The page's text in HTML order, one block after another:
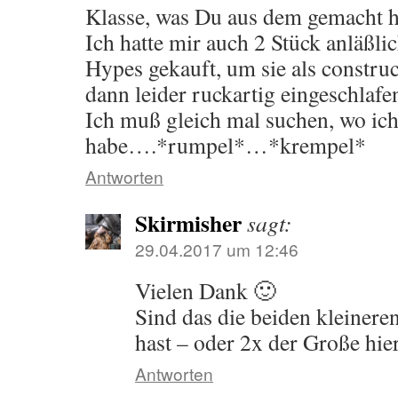
Klasse, was Du aus dem gemacht
Ich hatte mir auch 2 Stück
Hypes gekauft, um sie als
dann leider ruckartig
Ich muß gleich mal suchen, wo
habe….*rumpel*…*krempel*
Antworten
Skirmishersagt:
29.04.2017 um 12:46
Vielen Dank 🙂
Sind das die beiden
hast – oder 2x der Große
Antworten